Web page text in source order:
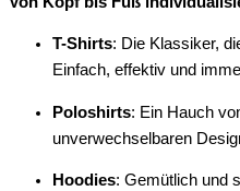
T-Shirts: Die Klassiker,
Einfach, effektiv und
Poloshirts: Ein Hauch
unverwechselbaren
Hoodies: Gemütlich und